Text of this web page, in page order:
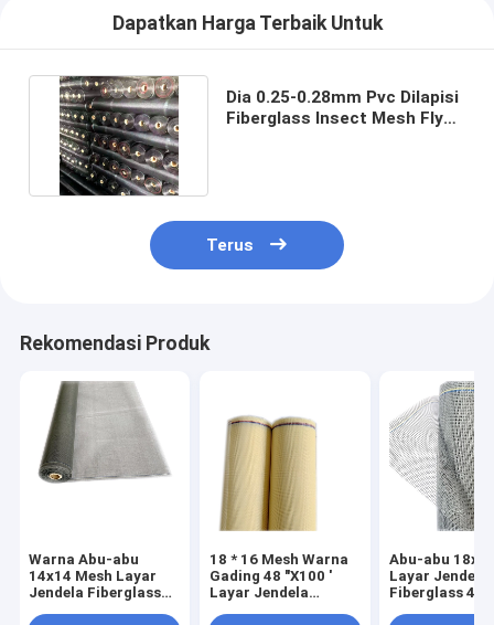
Dapatkan Harga Terbaik Untuk
Dia 0.25-0.28mm Pvc Dilapisi
Fiberglass Insect Mesh Fly
Terus
Rekomendasi Produk
Warna Abu-abu
14x14 Mesh Layar
Jendela Fiberglass
18 * 16 Mesh Warna
Gading 48 "X100 '
Layar Jendela
Abu-abu
Layar Jendela
Fiberglass 48